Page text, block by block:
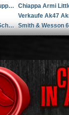
Stoeger RX20 S3 Suppressor ...Andere
Daniel Defense 32 Schuss Magazine